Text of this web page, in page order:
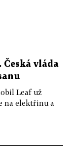
vláda
Leaf už
na elektřinu a